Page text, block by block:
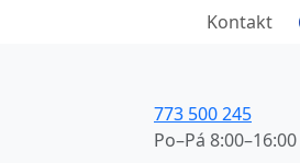
Kontakt
773 500 245
Po–Pá 8:00–16:00